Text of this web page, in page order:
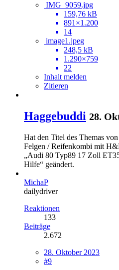
IMG_9059.jpg
159,76 kB
891×1.200
14
image1.jpeg
248,5 kB
1.290×759
22
Inhalt melden
Zitieren
Haggebuddi 28.
Hat den Titel des Themas
Felgen / Reifenkombi mit
„Audi 80 Typ89 17 Zoll
Hilfe“ geändert.
MichaP
dailydriver
Reaktionen
133
Beiträge
2.672
28. Oktober 2023
#9